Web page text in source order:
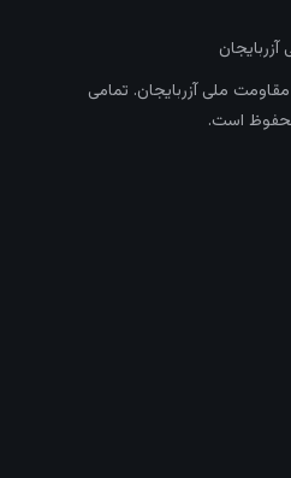
ملی آزربایجان. تمامی
محفوظ است.